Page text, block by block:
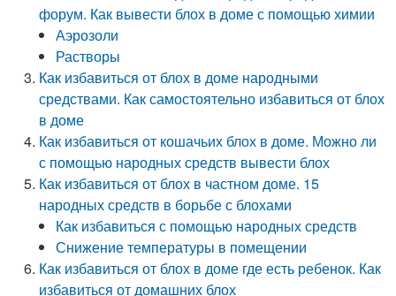
форум. Как вывести блох в доме с помощью химии
Аэрозоли
Растворы
Как избавиться от блох в доме народными
средствами. Как самостоятельно избавиться от блох
в доме
Как избавиться от кошачьих блох в доме. Можно ли
с помощью народных средств вывести блох
Как избавиться от блох в частном доме. 15
народных средств в борьбе с блохами
Как избавиться с помощью народных средств
Снижение температуры в помещении
Как избавиться от блох в доме где есть ребенок. Как
избавиться от домашних блох